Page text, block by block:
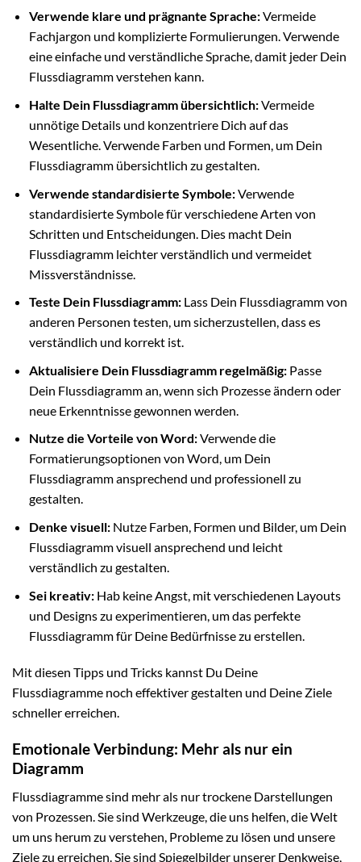
Verwende klare und prägnante Sprache:Vermeide
Fachjargon und komplizierte Formulierungen. Verwende
eine einfache und verständliche Sprache, damit jeder Dein
Flussdiagramm verstehen kann.
Halte Dein Flussdiagramm übersichtlich:Vermeide
unnötige Details und konzentriere Dich auf das
Wesentliche. Verwende Farben und Formen, um Dein
Flussdiagramm übersichtlich zu gestalten.
Verwende standardisierte Symbole:Verwende
standardisierte Symbole für verschiedene Arten von
Schritten und Entscheidungen. Dies macht Dein
Flussdiagramm leichter verständlich und vermeidet
Missverständnisse.
Teste Dein Flussdiagramm:Lass Dein Flussdiagramm von
anderen Personen testen, um sicherzustellen, dass es
verständlich und korrekt ist.
Aktualisiere Dein Flussdiagramm regelmäßig:Passe
Dein Flussdiagramm an, wenn sich Prozesse ändern oder
neue Erkenntnisse gewonnen werden.
Nutze die Vorteile von Word:Verwende die
Formatierungsoptionen von Word, um Dein
Flussdiagramm ansprechend und professionell zu
gestalten.
Denke visuell:Nutze Farben, Formen und Bilder, um Dein
Flussdiagramm visuell ansprechend und leicht
verständlich zu gestalten.
Sei kreativ:Hab keine Angst, mit verschiedenen Layouts
und Designs zu experimentieren, um das perfekte
Flussdiagramm für Deine Bedürfnisse zu erstellen.
Mit diesen Tipps und Tricks kannst Du Deine
Flussdiagramme noch effektiver gestalten und Deine Ziele
schneller erreichen.
Emotionale Verbindung: Mehr als nur ein
Diagramm
Flussdiagramme sind mehr als nur trockene Darstellungen
von Prozessen. Sie sind Werkzeuge, die uns helfen, die Welt
um uns herum zu verstehen, Probleme zu lösen und unsere
Ziele zu erreichen. Sie sind Spiegelbilder unserer Denkweise,